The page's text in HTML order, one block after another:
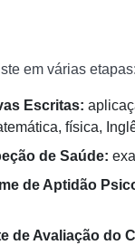
em várias etapas:
Escritas:
física,
de Saúde:
de Aptidão
de Avaliação do